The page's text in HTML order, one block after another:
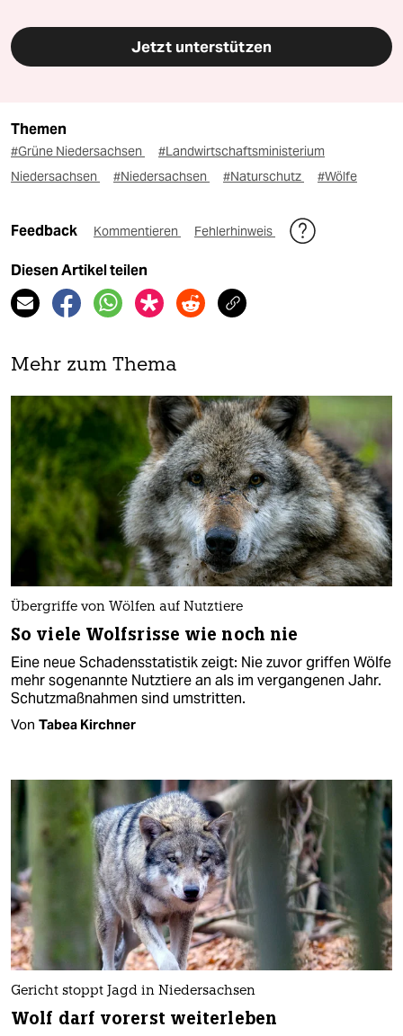
Jetzt unterstützen
Themen
#Grüne Niedersachsen
#Landwirtschaftsministerium
Niedersachsen
#Niedersachsen #Naturschutz #Wölfe
Feedback Kommentieren Fehlerhinweis
Diesen Artikel teilen
Mehr zum Thema
Übergriffe von Wölfen auf Nutztiere
So viele Wolfsrisse wie noch nie
Eine neue Schadensstatistik zeigt: Nie zuvor griffen Wölfe
mehr sogenannte Nutztiere an als im vergangenen Jahr.
Schutzmaßnahmen sind umstritten.
Von Tabea Kirchner
Gericht stoppt Jagd in Niedersachsen
Wolf darf vorerst weiterleben